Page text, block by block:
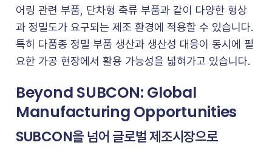
어링 관련 부품, 단차형 축류 부품과 같이 다양한 형상
과 정밀도가 요구되는 제조 환경에 적용할 수 있습니다.
특히 다품종 정밀 부품 생산과 생산성 대응이 동시에 필
요한 가공 현장에서 활용 가능성을 넓혀가고 있습니다.
Beyond SUBCON: Global
Manufacturing Opportunities
SUBCON을 넘어 글로벌 제조시장으로